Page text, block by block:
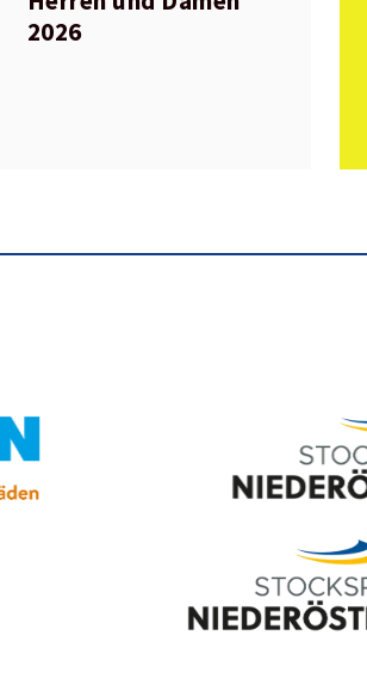
2026